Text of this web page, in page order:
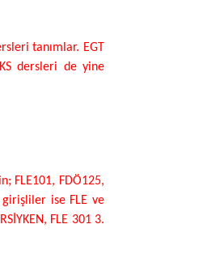
tanımlar. EGT
dersleri de yine
FLE101, FDÖ125,
ise FLE ve
FLE 301 3.